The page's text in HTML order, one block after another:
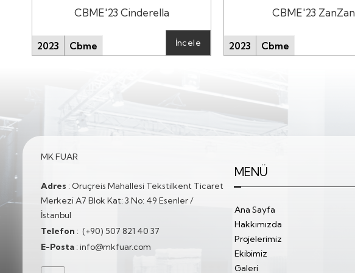
CBME'23 Cinderella
2023 Cbme İncele
CBME'23 ZanZan
2023 Cbme
MK FUAR
Adres : Oruçreis Mahallesi Tekstilkent Ticaret
Merkezi A7 Blok Kat: 3 No: 49 Esenler /
İstanbul
Telefon : (+90) 507 821 40 37
E-Posta : info@mkfuar.com
MENÜ
Ana Sayfa
Hakkımızda
Projelerimiz
Ekibimiz
Galeri